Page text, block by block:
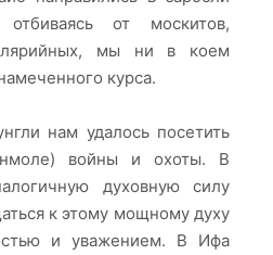
от москитов,
мы ни в коем
курса.
нам удалось посетить
войны и охоты. В
духовную силу
к этому мощному духу
и уважением. В Ифа